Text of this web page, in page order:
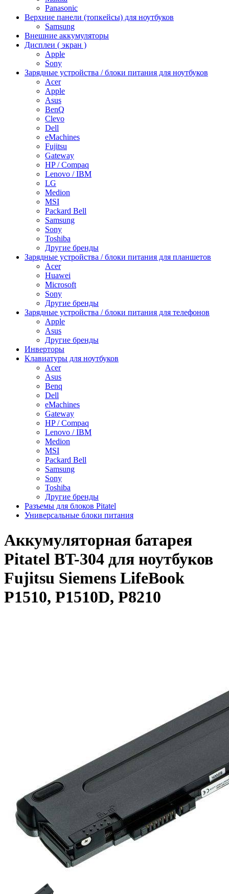
Panasonic
Верхние панели (топкейсы) для ноутбуков
Samsung
Внешние аккумуляторы
Дисплеи ( экран )
Apple
Sony
Зарядные устройства / блоки питания для ноутбуков
Acer
Apple
Asus
BenQ
Clevo
Dell
eMachines
Fujitsu
Gateway
HP / Compaq
Lenovo / IBM
LG
Medion
MSI
Packard Bell
Samsung
Sony
Toshiba
Другие бренды
Зарядные устройства / блоки питания для планшетов
Acer
Huawei
Microsoft
Sony
Другие бренды
Зарядные устройства / блоки питания для телефонов
Apple
Asus
Другие бренды
Инверторы
Клавиатуры для ноутбуков
Acer
Asus
Benq
Dell
eMachines
Gateway
HP / Compaq
Lenovo / IBM
Medion
MSI
Packard Bell
Samsung
Sony
Toshiba
Другие бренды
Разъемы для блоков Pitatel
Универсальные блоки питания
Аккумуляторная батарея
Pitatel BT-304 для ноутбуков
Fujitsu Siemens LifeBook
P1510, P1510D, P8210